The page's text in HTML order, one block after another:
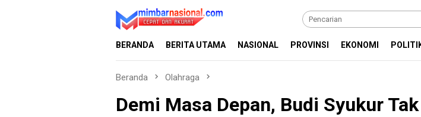
BERANDA BERITA UTAMA NASIONAL PROVINSI EKONOMI
Beranda Olahraga
Demi Masa Depan, Budi Syukur